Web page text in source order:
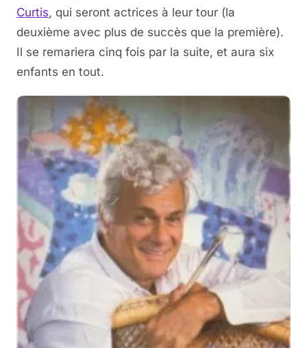
Curtis, qui seront actrices à leur tour (la
deuxième avec plus de succès que la première).
Il se remariera cinq fois par la suite, et aura six
enfants en tout.